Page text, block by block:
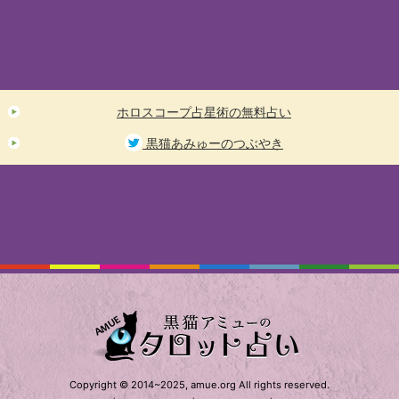
ホロスコープ占星術の無料占い
黒猫あみゅーのつぶやき
Copyright © 2014~2025, amue.org All rights reserved.